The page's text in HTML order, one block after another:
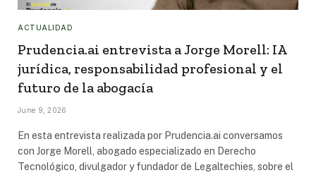
ACTUALIDAD
Prudencia.ai entrevista a Jorge Morell: IA
jurídica, responsabilidad profesional y el
futuro de la abogacía
June 9, 2026
En esta entrevista realizada por Prudencia.ai conversamos
con Jorge Morell, abogado especializado en Derecho
Tecnológico, divulgador y fundador de Legaltechies, sobre el